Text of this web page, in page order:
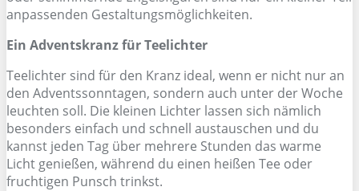
anpassenden Gestaltungsmöglichkeiten.
Ein Adventskranz für Teelichter
Teelichter sind für den Kranz ideal, wenn er nicht nur an
den Adventssonntagen, sondern auch unter der Woche
leuchten soll. Die kleinen Lichter lassen sich nämlich
besonders einfach und schnell austauschen und du
kannst jeden Tag über mehrere Stunden das warme
Licht genießen, während du einen heißen Tee oder
fruchtigen Punsch trinkst.